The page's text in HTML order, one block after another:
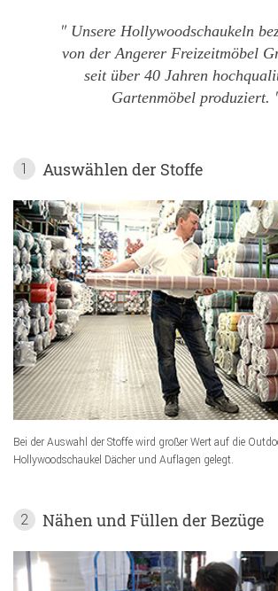
Unsere Hollywoodschaukeln
von der Angerer Freizeitmöbel
seit über 40 Jahren
Gartenmöbel produziert.
1 Auswählen der Stoffe
Bei der Auswahl der Stoffe wird großer Wert auf die
Hollywoodschaukel Dächer und Auflagen gelegt.
2 Nähen und Füllen der Bezüge